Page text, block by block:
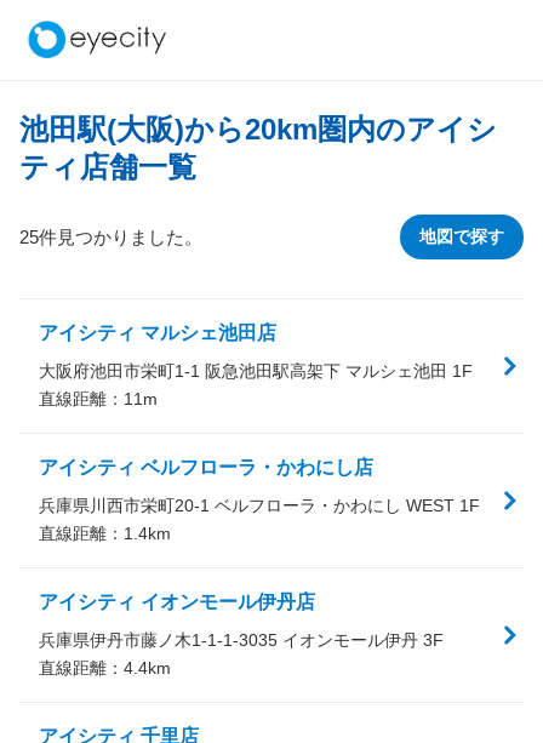
池田駅(大阪)から20km圏内のアイシ
ティ店舗一覧
地図で探す
25件見つかりました。
アイシティ マルシェ池田店
大阪府池田市栄町1-1 阪急池田駅高架下 マルシェ池田 1F
直線距離： 11 m
アイシティ ベルフローラ・かわにし店
兵庫県川西市栄町20-1 ベルフローラ・かわにし WEST 1F
直線距離： 1.4km
アイシティ イオンモール伊丹店
兵庫県伊丹市藤ノ木1-1-1-3035 イオンモール伊丹 3F
直線距離： 4.4km
アイシティ 千里店